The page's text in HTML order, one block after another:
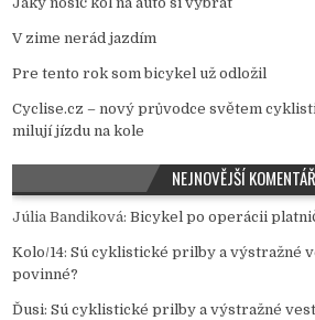
V zime nerád jazdím
Pre tento rok som bicykel už odložil
Cyclise.cz – nový průvodce světem
milují jízdu na kole
NEJNOVĚJŠÍ
Júlia Bandiková:Bicykel po operácii
Kolo/14:Sú cyklistické prilby a výstražné
povinné?
Ďusi:Sú cyklistické prilby a výstražné